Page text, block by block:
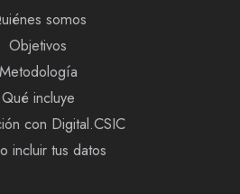
somos
Objetivos
Metodología
Qué incluye
con Digital.CSIC
incluir tus datos